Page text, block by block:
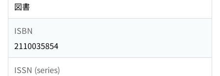
図書
ISBN
2110035854
ISSN (series)